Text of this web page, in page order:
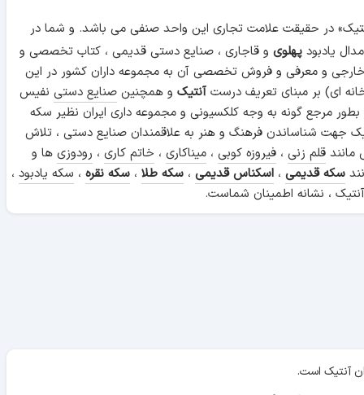
در حقیقت علامت تجاری این واحد صنفی می باشد. و شما در
یادبود پهلوی و قاجاری ، صنایع دستی قدیمی ، کتاب تخصصی و
خارجی و معرفی و فروش تخصصی آن به مجموعه داران کشور در این
ای) بر مبنای تعریف درست آنتیک و همچنین صنایع دستی نفیس
مرجع گونه به وجه کلکسیونی و مجموعه داری ایران نظیر سکه
جهت شناساندن فرهنگ و هنر به علاقمندان صنایع دستی ، تلاش
مانند قلم زنی ، فیروزه کوبی ، میناکاری ، خاتم کاری ، رودوزی ها و
سکه قدیمی ، اسکناس قدیمی ، سکه طلا ، سکه نقره ، سکه یادبود ،
، نشانه اطمینان شماست.
آنتیک است.